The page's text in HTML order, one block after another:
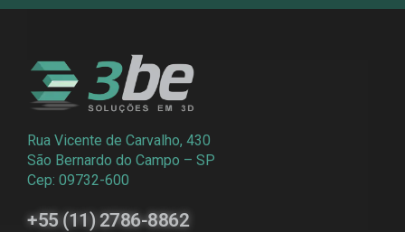
Rua Vicente de Carvalho, 430
São Bernardo do Campo – SP
Cep: 09732-600
+55 (11) 2786-8862